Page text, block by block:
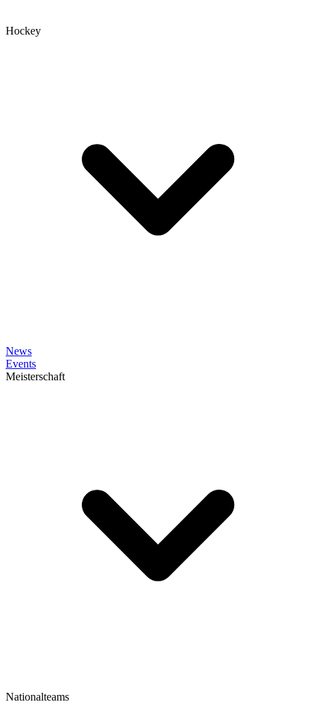
Hockey
News
Events
Meisterschaft
Nationalteams